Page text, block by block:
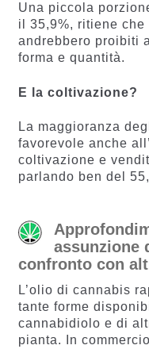
Una piccola
il 35,9%, ritiene
andrebbero proibiti
forma e quantità.
E la coltivazione?
La maggioranza
favorevole anche
coltivazione e
parlando ben del
assunzione
confronto con
L’olio di cannabis
tante forme
cannabidiolo e di
pianta. In